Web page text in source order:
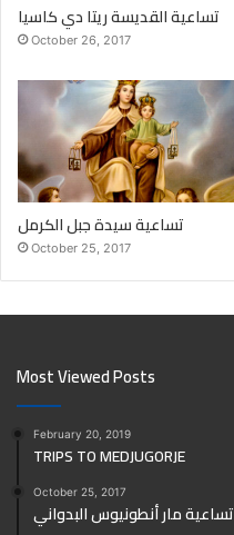
تساعية القديسة ريتا دي كاسيا
October 26, 2017
تساعية سيدة جبل الكرمل
October 25, 2017
Most Viewed Posts
February 20, 2019
TRIPS TO MEDJUGORJE
October 25, 2017
تساعية مار أنطونيوس البدواني